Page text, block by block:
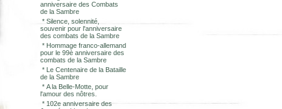
anniversaire des Combats
de la Sambre
* Silence, solennité,
souvenir pour l'anniversaire
des combats de la Sambre
* Hommage franco-allemand
pour le 99è anniversaire des
combats de la Sambre
* Le Centenaire de la Bataille
de la Sambre
* A la Belle-Motte, pour
l'amour des nôtres.
* 102e anniversaire des